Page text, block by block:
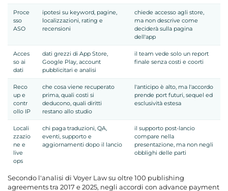
Proce
sso
ASO
ipotesi su keyword, pagine,
localizzazioni, rating e
recensioni
chiede accesso agli store,
ma non descrive come
deciderà sulla pagina
dell'app
Acces
so ai
dati
dati grezzi di App Store,
Google Play, account
pubblicitari e analisi
il team vede solo un report
finale senza costi e coorti
Reco
up e
contr
ollo IP
che cosa viene recuperato
prima, quali costi si
deducono, quali diritti
restano allo studio
l'anticipo è alto, ma l'accordo
prende port futuri, sequel ed
esclusività estesa
Locali
zzazio
ne e
live
ops
chi paga traduzioni, QA,
eventi, supporto e
aggiornamenti dopo il lancio
il supporto post-lancio
compare nella
presentazione, ma non negli
obblighi delle parti
Secondo l'analisi di Voyer Law su oltre 100 publishing
agreements tra 2017 e 2025, negli accordi con advance payment